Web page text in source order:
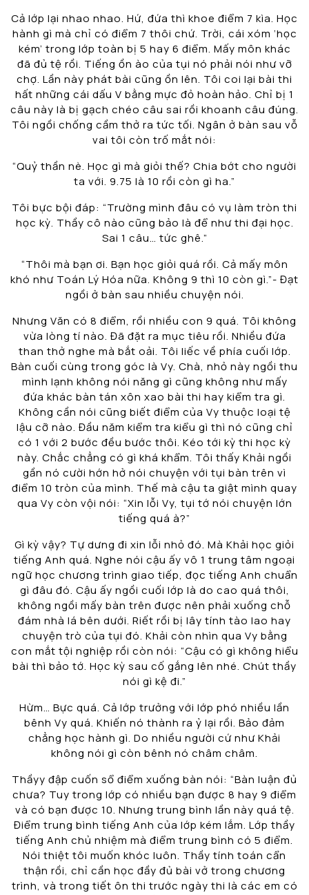
Cả lớp lại nhao nhao. Hứ, đứa thì khoe điểm 7 kìa. Học
hành gì mà chỉ có điểm 7 thôi chứ. Trời, cái xóm ‘học
kém’ trong lớp toàn bị 5 hay 6 điểm. Mấy môn khác
đã đủ tệ rồi. Tiếng ồn ào của tụi nó phải nói như vỡ
chợ. Lần này phát bài cũng ồn lên. Tôi coi lại bài thi
hất những cái dấu V bằng mực đỏ hoàn hảo. Chỉ bị 1
câu này là bị gạch chéo câu sai rồi khoanh câu đúng.
Tôi ngồi chống cầm thở ra tức tối. Ngân ở bàn sau vỗ
vai tôi còn trố mắt nói:
“Quỷ thần nè. Học gì mà giỏi thế? Chia bớt cho người
ta với. 9.75 là 10 rồi còn gì ha.”
Tôi bực bội đáp: “Trường mình đâu có vụ làm tròn thi
học kỳ. Thầy cô nào cũng bảo là để như thi đại học.
Sai 1 câu… tức ghê.”
“Thôi mà bạn ơi. Bạn học giỏi quá rồi. Cả mấy môn
khó như Toán Lý Hóa nữa. Không 9 thì 10 còn gì.”- Đạt
ngồi ở bàn sau nhiều chuyện nói.
Nhưng Văn có 8 điểm, rồi nhiều con 9 quá. Tôi không
vừa lòng tí nào. Đã đặt ra mục tiêu rồi. Nhiều đứa
than thở nghe mà bắt oải. Tôi liếc về phía cuối lớp.
Bàn cuối cùng trong góc là Vy. Chà, nhỏ này ngồi thu
mình lạnh không nói năng gì cũng không như mấy
đứa khác bàn tán xôn xao bài thi hay kiểm tra gì.
Không cần nói cũng biết điểm của Vy thuộc loại tệ
lậu cỡ nào. Đầu năm kiểm tra kiểu gì thì nó cũng chỉ
có 1 với 2 bước đều bước thôi. Kéo tới kỳ thi học kỳ
này. Chắc chẳng có gì khá khẩm. Tôi thấy Khải ngồi
gần nó cười hớn hở nói chuyện với tụi bàn trên vì
điểm 10 tròn của mình. Thế mà cậu ta giật mình quay
qua Vy còn vội nói: “Xin lỗi Vy, tụi tớ nói chuyện lớn
tiếng quá à?”
Gì kỳ vậy? Tự dưng đi xin lỗi nhỏ đó. Mà Khải học giỏi
tiếng Anh quá. Nghe nói cậu ấy vô 1 trung tâm ngoại
ngữ học chương trình giao tiếp, đọc tiếng Anh chuẩn
gì đâu đó. Cậu ấy ngồi cuối lớp là do cao quá thôi,
không ngồi mấy bàn trên được nên phải xuống chỗ
đám nhà lá bên dưới. Riết rồi bị lây tính tào lao hay
chuyện trò của tụi đó. Khải còn nhìn qua Vy bằng
con mắt tội nghiệp rồi còn nói: “Cậu có gì không hiểu
bài thì bảo tớ. Học kỳ sau cố gắng lên nhé. Chút thầy
nói gì kệ đi.”
Hừm… Bực quá. Cả lớp trưởng với lớp phó nhiều lần
bênh Vy quá. Khiến nó thành ra ỷ lại rồi. Bảo đảm
chẳng học hành gì. Do nhiều người cứ như Khải
không nói gì còn bênh nó châm châm.
Thầyy đập cuốn sổ điểm xuống bàn nói: “Bàn luận đủ
chưa? Tuy trong lớp có nhiều bạn được 8 hay 9 điểm
và có bạn được 10. Nhưng trung bình lần này quá tệ.
Điểm trung bình tiếng Anh của lớp kém lắm. Lớp thầy
tiếng Anh chủ nhiệm mà điểm trung bình có 5 điểm.
Nói thiệt tôi muốn khóc luôn. Thầy tính toán cẩn
thận rồi, chỉ cần học đầy đủ bài vở trong chương
trình, và trong tiết ôn thi trước ngày thi là các em có